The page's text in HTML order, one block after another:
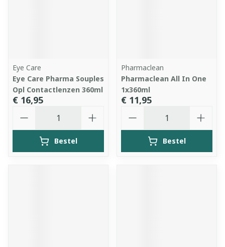
Eye Care
Eye Care Pharma Souples
Opl Contactlenzen 360ml
€ 16,95
Bestel
Pharmaclean
Pharmaclean All In One
1x360ml
€ 11,95
Bestel